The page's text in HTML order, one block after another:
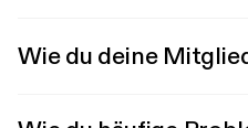
Wie du deine